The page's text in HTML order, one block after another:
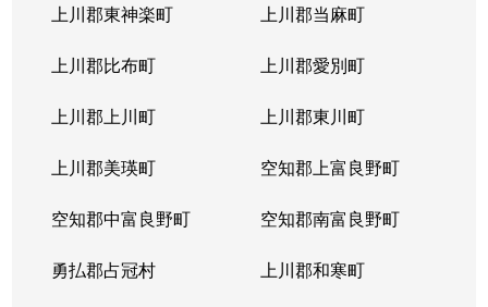
上川郡東神楽町 上川郡当麻町
上川郡比布町 上川郡愛別町
上川郡上川町 上川郡東川町
上川郡美瑛町 空知郡上富良野町
空知郡中富良野町 空知郡南富良野町
勇払郡占冠村 上川郡和寒町